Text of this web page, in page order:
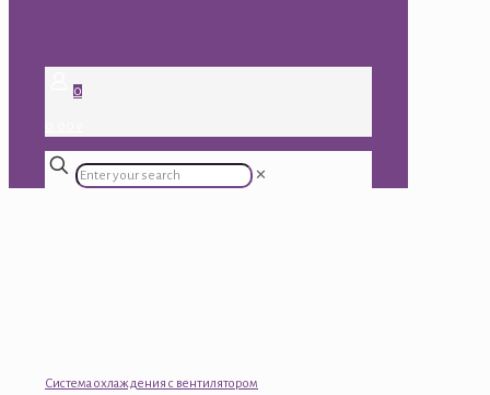
0
✕
Система охлаждения с вентилятором